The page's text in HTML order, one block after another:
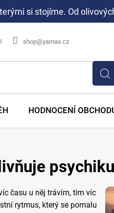
si stojíme. Od
shop@yamas.cz
HODNOCENÍ
času u něj trávím, tím víc
rytmus, který se pomalu